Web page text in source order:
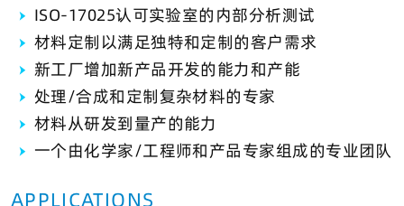
ISO-17025认可实验室的内部分析测试
材料定制以满足独特和定制的客户需求
新工厂增加新产品开发的能力和产能
处理/合成和定制复杂材料的专家
材料从研发到量产的能力
一个由化学家/工程师和产品专家组成的专业团队
APPLICATIONS